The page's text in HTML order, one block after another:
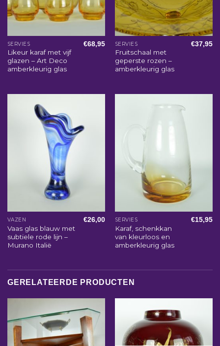
SERVIES
Likeur karaf met vijf
glazen – Art Deco
amberkleurig glas
€68,95 SERVIES
Fruitschaal met
geperste rozen –
amberkleurig glas
€37,95
VAZEN
Vaas glas blauw met
subtiele rode lijn –
Murano Italië
€26,00 SERVIES
Karaf, schenkkan
van kleurloos en
amberkleurig glas
€15,95
GERELATEERDE PRODUCTEN